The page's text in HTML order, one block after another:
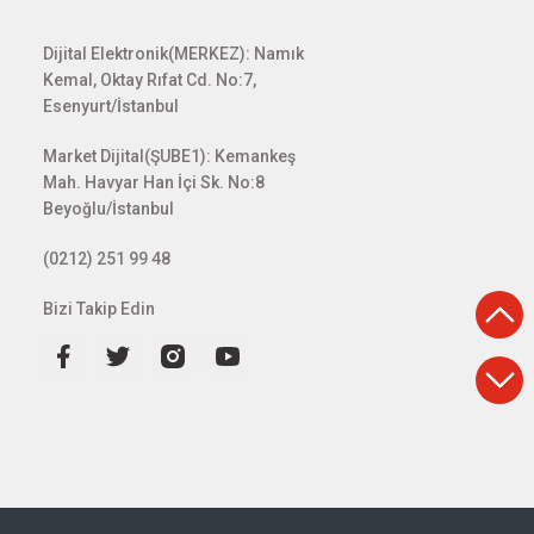
Dijital Elektronik(MERKEZ): Namık
Kemal, Oktay Rıfat Cd. No:7,
Esenyurt/İstanbul
Market Dijital(ŞUBE1): Kemankeş
Mah. Havyar Han İçi Sk. No:8
Beyoğlu/İstanbul
(0212) 251 99 48
Bizi Takip Edin